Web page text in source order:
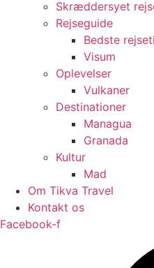
Skræddersyet
Rejseguide
Bedste
Visum
Oplevelser
Vulkaner
Destinationer
Managua
Granada
Kultur
Mad
Om Tikva Travel
Kontakt os
Facebook-f